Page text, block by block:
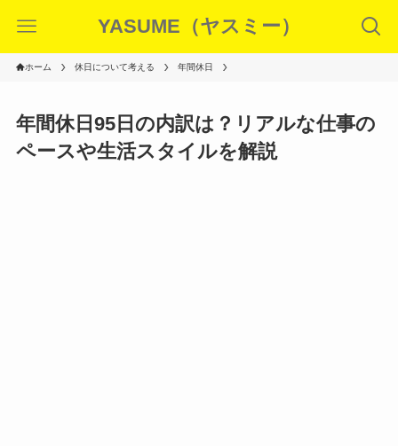
YASUME（ヤスミー）
ホーム 休日について考える 年間休日
年間休日95日の内訳は？リアルな仕事の
ペースや生活スタイルを解説